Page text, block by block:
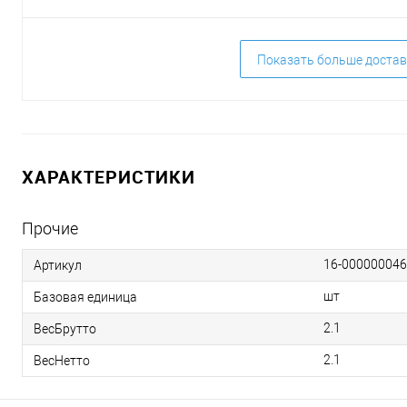
Показать больше
ХАРАКТЕРИСТИКИ
Прочие
Артикул 16-
Базовая единица шт
ВесБрутто 2.1
ВесНетто 2.1